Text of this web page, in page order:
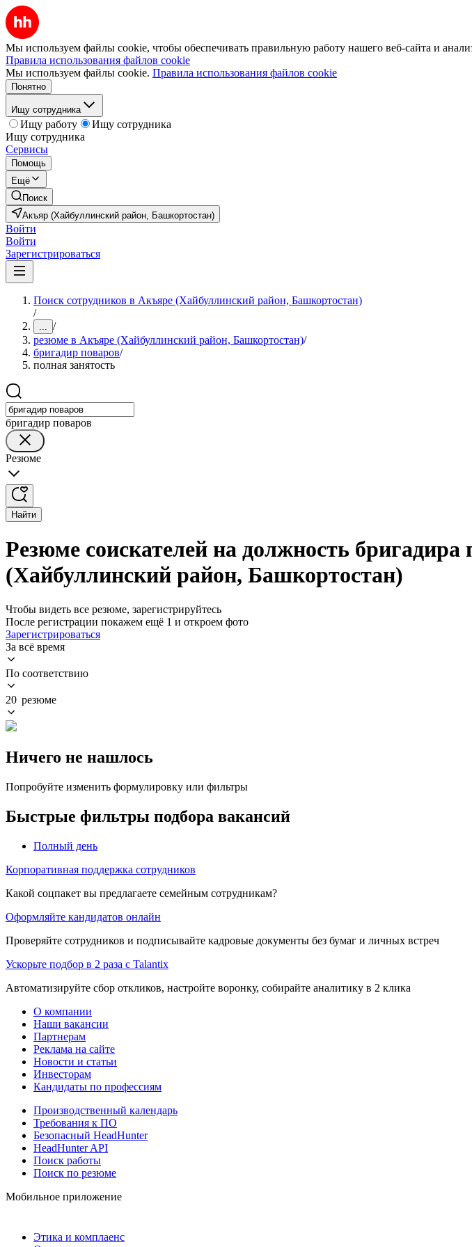
Мы используем файлы cookie, чтобы обеспечивать правильную работу нашего веб-сайта и
Правила использования файлов cookie
Мы используем файлы cookie. Правила использования файлов cookie
Понятно
Ищу сотрудника
Ищу работу
Ищу сотрудника
Ищу сотрудника
Сервисы
Помощь
Ещё
Поиск
Акъяр (Хайбуллинский район, Башкортостан)
Войти
Войти
Зарегистрироваться
Поиск сотрудников в Акъяре (Хайбуллинский район, Башкортостан)
/
... /
резюме в Акъяре (Хайбуллинский район, Башкортостан)/
бригадир поваров/
полная занятость
бригадир поваров
Резюме
Найти
Резюме соискателей на должность
(Хайбуллинский район, Башкортостан)
Чтобы видеть все резюме, зарегистрируйтесь
После регистрации покажем ещё 1 и откроем фото
Зарегистрироваться
За всё время
По соответствию
20 резюме
Ничего не нашлось
Попробуйте изменить формулировку или фильтры
Быстрые фильтры подбора вакансий
Полный день
Корпоративная поддержка сотрудников
Какой соцпакет вы предлагаете семейным сотрудникам?
Оформляйте кандидатов онлайн
Проверяйте сотрудников и подписывайте кадровые документы без бумаг и личных встреч
Ускорьте подбор в 2 раза с Talantix
Автоматизируйте сбор откликов, настройте воронку, собирайте аналитику в 2 клика
О компании
Наши вакансии
Партнерам
Реклама на сайте
Новости и статьи
Инвесторам
Кандидаты по профессиям
Производственный календарь
Требования к ПО
Безопасный HeadHunter
HeadHunter API
Поиск работы
Поиск по резюме
Мобильное приложение
Этика и комплаенс